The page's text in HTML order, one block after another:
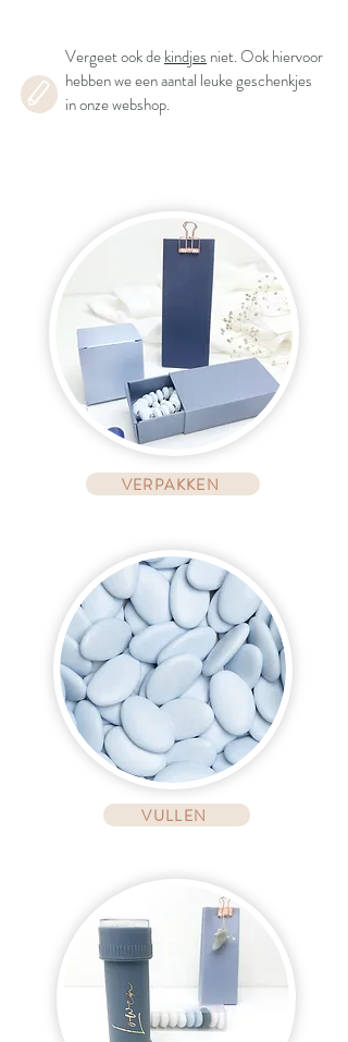
Vergeet ook dekindjes niet. Ook hiervoor
hebben we een aantal leuke geschenkjes
in onze webshop.
VERPAKKEN
VULLEN